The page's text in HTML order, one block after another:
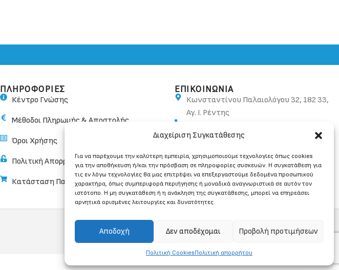
Διαχείριση Συγκατάθεσης
Για να παρέχουμε την καλύτερη εμπειρία, χρησιμοποιούμε τεχνολογίες όπως cookies
για την αποθήκευση ή/και την πρόσβαση σε πληροφορίες συσκευών. Η συγκατάθεση για
τις εν λόγω τεχνολογίες θα μας επιτρέψει να επεξεργαστούμε δεδομένα προσωπικού
χαρακτήρα, όπως συμπεριφορά περιήγησης ή μοναδικά αναγνωριστικά σε αυτόν τον
ιστότοπο. Η μη συγκατάθεση ή η ανάκληση της συγκατάθεσης, μπορεί να επηρεάσει
αρνητικά ορισμένες λειτουργίες και δυνατότητες.
Αποδοχή Δεν αποδέχομαι Προβολή προτιμήσεων
Πολιτική CookiesΠολιτική απορρήτου
ΠΛΗΡΟΦΟΡΙΕΣ
Κέντρο Γνώσης
Μέθοδοι Πληρωμής & Αποστολής
Όροι Χρήσης
Πολιτική Απορρήτου
Κατάσταση Παραγγελίας
ΕΠΙΚΟΙΝΩΝΙΑ
Κωνσταντίνου Παλαιολόγου 32, 182 33,
Αγ. Ι. Ρέντης
info@ban.gr